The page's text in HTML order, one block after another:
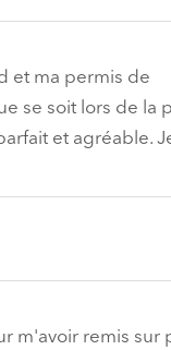
et ma permis de
se soit lors de la
et agréable.
m'avoir remis sur